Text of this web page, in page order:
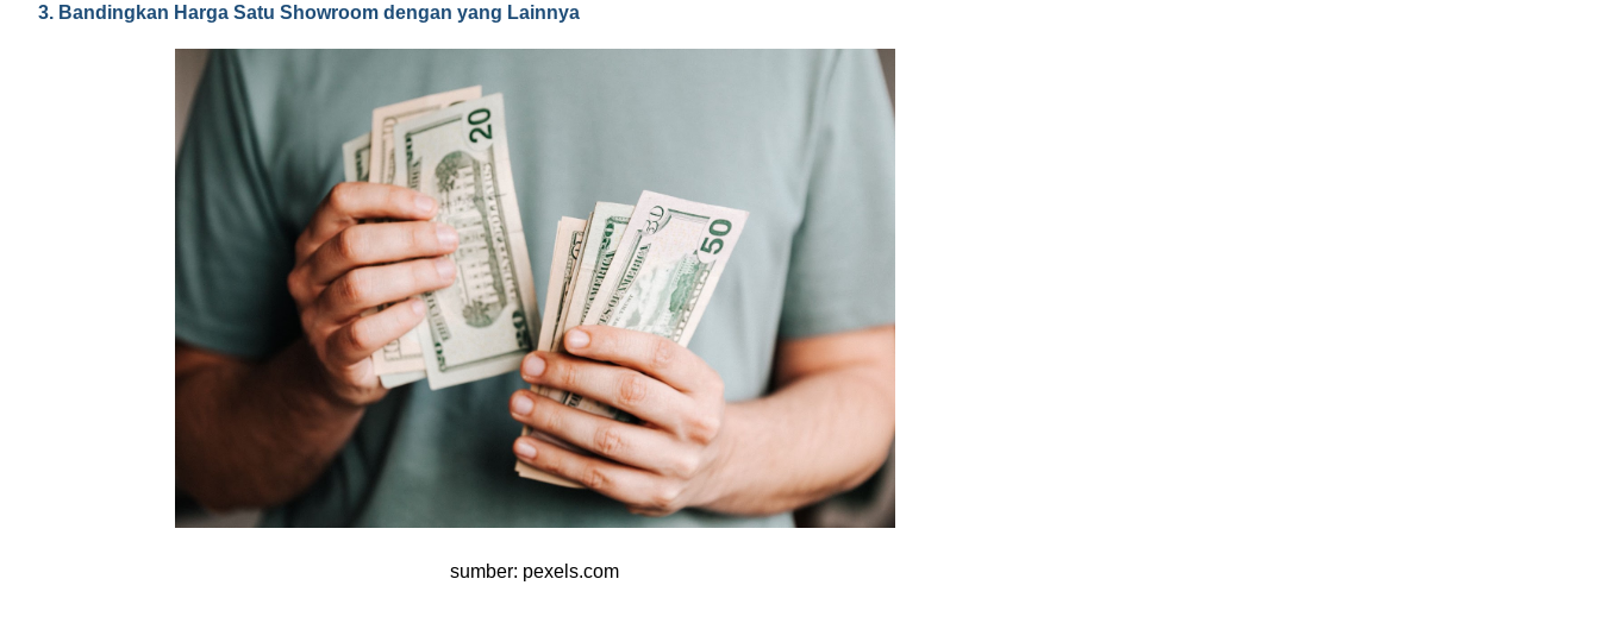
3. Bandingkan Harga Satu Showroom dengan yang Lainnya
sumber: pexels.com